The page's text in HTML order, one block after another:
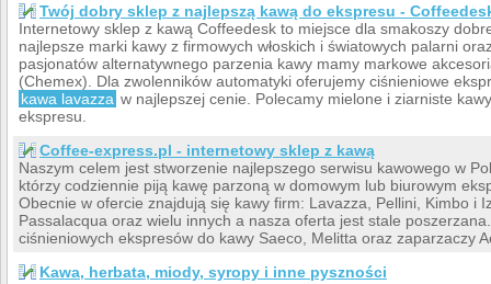
Twój dobry sklep z najlepszą kawą do ekspresu -
Internetowy sklep z kawą Coffeedesk to miejsce dla smakoszy
najlepsze marki kawy z firmowych włoskich i światowych palarni
pasjonatów alternatywnego parzenia kawy mamy markowe
(Chemex). Dla zwolenników automatyki oferujemy ciśnieniowe
kawa lavazza w najlepszej cenie. Polecamy mielone i ziarniste
ekspresu.
Coffee-express.pl - internetowy sklep z kawą
Naszym celem jest stworzenie najlepszego serwisu kawowego w
którzy codziennie piją kawę parzoną w domowym lub biurowym
Obecnie w ofercie znajdują się kawy firm: Lavazza, Pellini, Kimbo i
Passalacqua oraz wielu innych a nasza oferta jest stale
ciśnieniowych ekspresów do kawy Saeco, Melitta oraz zaparzaczy
Kawa, herbata, miody, syropy i inne pyszności